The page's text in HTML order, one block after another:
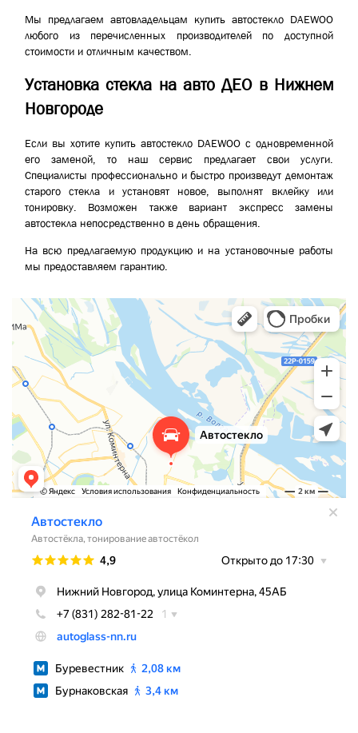
Мы предлагаем автовладельцам купить автостекло DAEWOO
любого из перечисленных производителей по доступной
стоимости и отличным качеством.
Установка стекла на авто ДЕО в Нижнем
Новгороде
Если вы хотите купить автостекло DAEWOO с одновременной
его заменой, то наш сервис предлагает свои услуги.
Специалисты профессионально и быстро произведут демонтаж
старого стекла и установят новое, выполнят вклейку или
тонировку. Возможен также вариант экспресс замены
автостекла непосредственно в день обращения.
На всю предлагаемую продукцию и на установочные работы
мы предоставляем гарантию.